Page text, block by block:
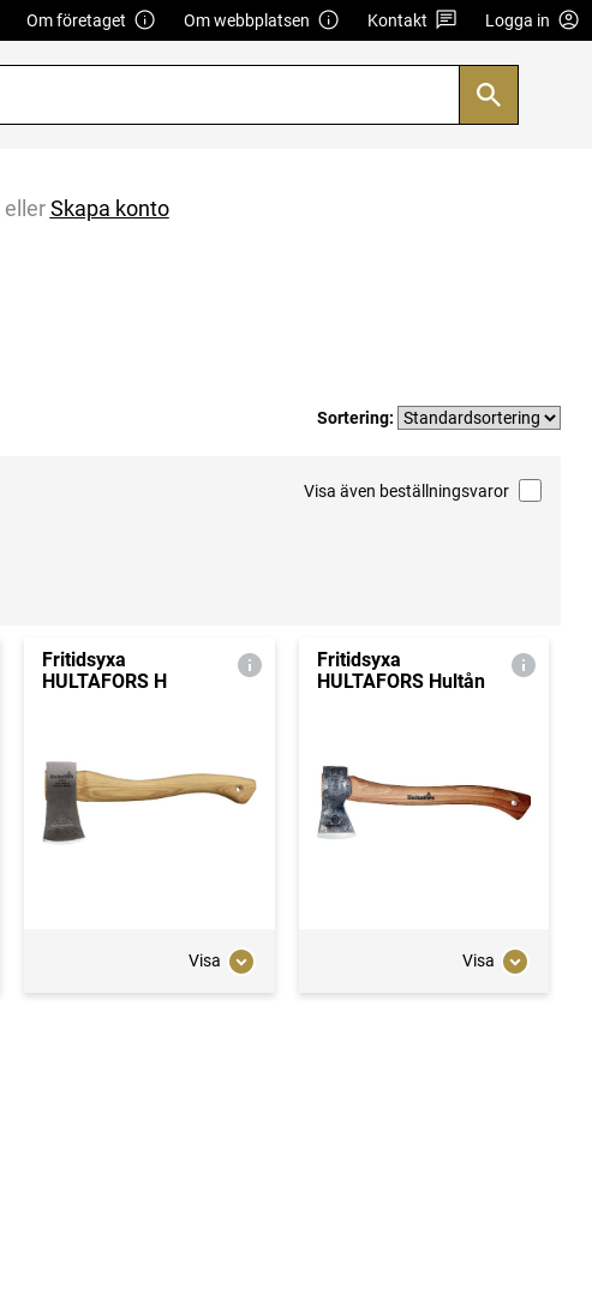
Om företaget Om webbplatsen Kontakt Logga in
ellerSkapa konto
Sortering:
Visa även beställningsvaror
Fritidsyxa
HULTAFORS H
Visa
Fritidsyxa
HULTAFORS Hultån
Visa